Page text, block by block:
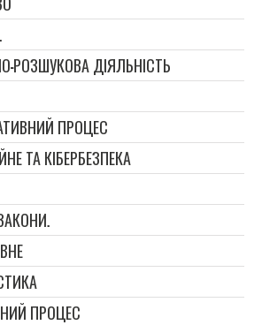
РОЗШУКОВА ДІЯЛЬНІСТЬ
ПРОЦЕС
ТА КІБЕРБЕЗПЕКА
ПРОЦЕС